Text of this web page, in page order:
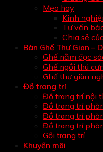
Mẹo hay
Kinh
Tư vấn
Chia sẻ
Bàn Ghế Thư Gian –
Ghế nằm đọc
Ghế ngồi thú
Ghế thư giãn
Đồ trang trí
Đồ trang trí nội
Đồ trang trí
Đồ trang trí
Đồ trang trí
Gối trang trí
Khuyến mãi